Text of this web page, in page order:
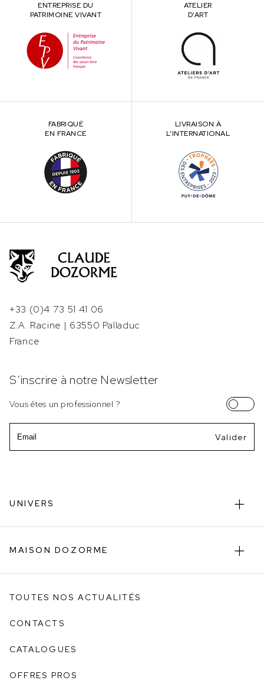
ENTREPRISE DU
PATRIMOINE VIVANT
ATELIER
D’ART
FABRIQUÉ
EN FRANCE
LIVRAISON À
L’INTERNATIONAL
+33 (0)4 73 51 41 06
Z.A. Racine | 63550 Palladuc
France
S’inscrire à notre Newsletter
Vous êtes un professionnel ?
UNIVERS
MAISON DOZORME
TOUTES NOS ACTUALITÉS
CONTACTS
CATALOGUES
OFFRES PROS